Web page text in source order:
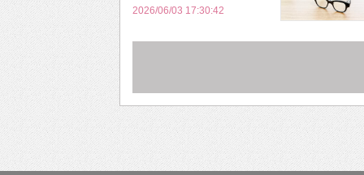
2026/06/03 17:30:42